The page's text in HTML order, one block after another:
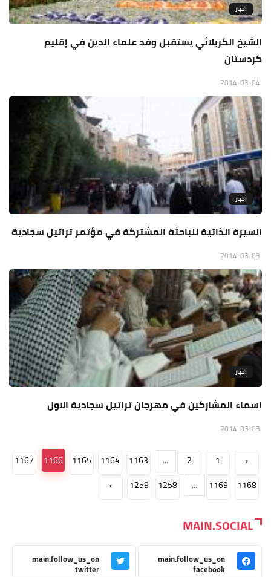
اخبار
الشيخ الكربلائي يستقبل وفد علماء الدين في إقليم
كردستان
اخبار
السيرة الذاتية للباحثة المشتركة في مؤتمر تراتيل سجادية
اخبار
اسماء المشاركين في مهرجان تراتيل سجادية الاول
‹
1
2
...
1163
1164
1165
1166
1167
1168
1169
...
1258
1259
›
MAIN.SOCIAL
main.follow_us_on
facebook
main.follow_us_on
twitter